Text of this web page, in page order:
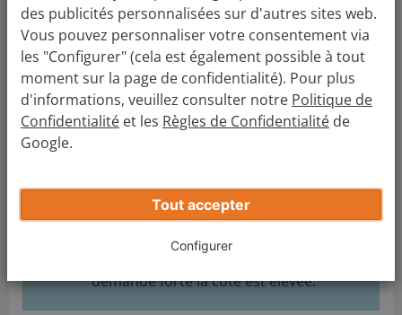
3 ans :- 38 %
4 ans :- 45 %
5 ans :- 52 %
Cette tendance constatée estclassique, semblable
à la majorité des autres marques.Par ailleurs, il
faut connaître les tendances du marché de
l’occasion : le principe de l’offre.
Lorsque l’offre est importante et la
demande faible, la cote baisse et, au
contraire, si l’offre est basse et la
demande forte la cote est élevée.
des publicités personnalisées sur d'autres sites web.
Vous pouvez personnaliser votre consentement via
les "Configurer" (cela est également possible à tout
moment sur la page de confidentialité). Pour plus
d'informations, veuillez consulter notre Politique de
Confidentialité et les Règles de Confidentialité de
Google.
Tout accepter
Configurer